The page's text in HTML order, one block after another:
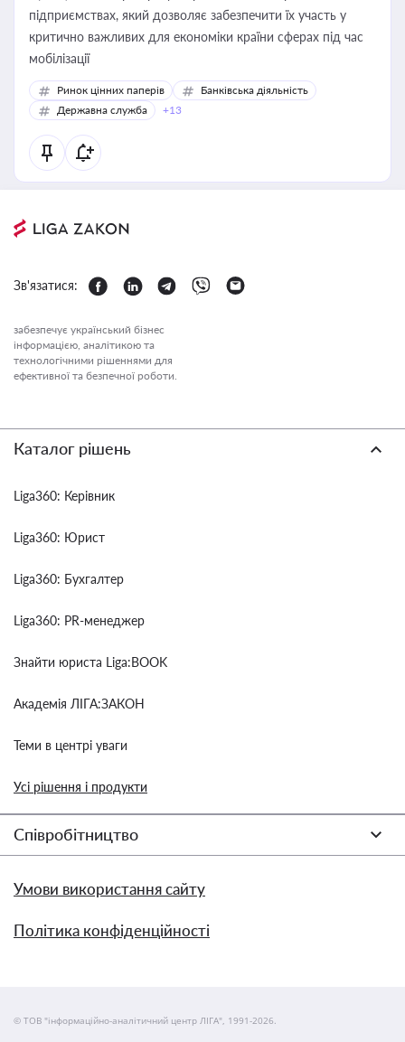
підприємствах, який дозволяє забезпечити їх участь у
критично важливих для економіки країни сферах під час
мобілізації
Ринок цінних паперів
Банківська діяльність
Державна служба
+13
Зв'язатися:
забезпечує український бізнес
інформацією, аналітикою та
технологічними рішеннями для
ефективної та безпечної роботи.
Каталог рішень
Liga360: Керівник
Liga360: Юрист
Liga360: Бухгалтер
Liga360: PR-менеджер
Знайти юриста Liga:BOOK
Академія ЛІГА:ЗАКОН
Теми в центрі уваги
Усі рішення і продукти
Співробітництво
Умови використання сайту
Політика конфіденційності
© ТОВ "інформаційно-аналітичний центр ЛІГА", 1991-2026.